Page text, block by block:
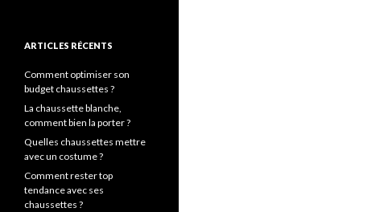
ARTICLES RÉCENTS
Comment optimiser son
budget chaussettes ?
La chaussette blanche,
comment bien la porter ?
Quelles chaussettes mettre
avec un costume ?
Comment rester top
tendance avec ses
chaussettes ?